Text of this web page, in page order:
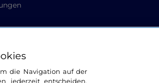
die Navigation auf der
jederzeit entscheiden,